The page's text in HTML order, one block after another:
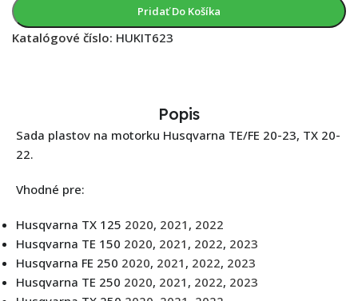
Pridať Do Košíka
Katalógové číslo: HUKIT623
Popis
Sada plastov na motorku Husqvarna TE/FE 20-23, TX 20-
22.
Vhodné pre:
Husqvarna TX 125 2020, 2021 , 2022
Husqvarna TE 150 2020, 2021 , 2022, 2023
Husqvarna FE 250 2020, 2021 , 2022, 2023
Husqvarna TE 250 2020, 2021 , 2022, 2023